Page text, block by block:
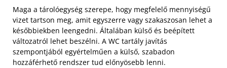
Maga a tárolóegység szerepe, hogy megfelelő mennyiségű
vizet tartson meg, amit egyszerre vagy szakaszosan lehet a
későbbiekben leengedni. Általában külső és beépített
változatról lehet beszélni. A WC tartály javítás
szempontjából egyértelműen a külső, szabadon
hozzáférhető rendszer tud előnyösebb lenni.